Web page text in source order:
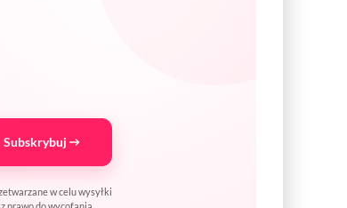
Subskrybuj
w celu wysyłki
prawo do wycofania